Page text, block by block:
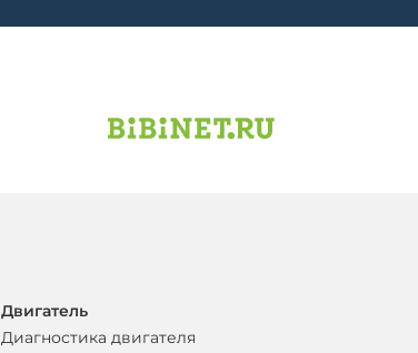
Двигатель
Диагностика двигателя